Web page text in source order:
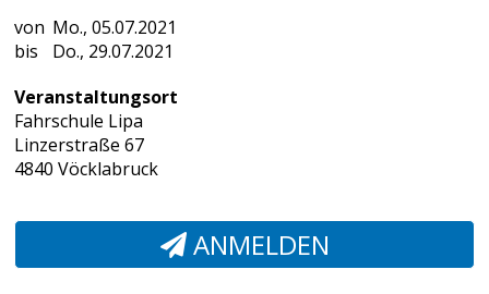
Mo., 05.07.2021
Do., 29.07.2021
Veranstaltungsort
Fahrschule Lipa
Linzerstraße 67
4840 Vöcklabruck
ANMELDEN